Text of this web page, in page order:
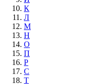
К
Л
М
Н
О
П
Р
С
Т